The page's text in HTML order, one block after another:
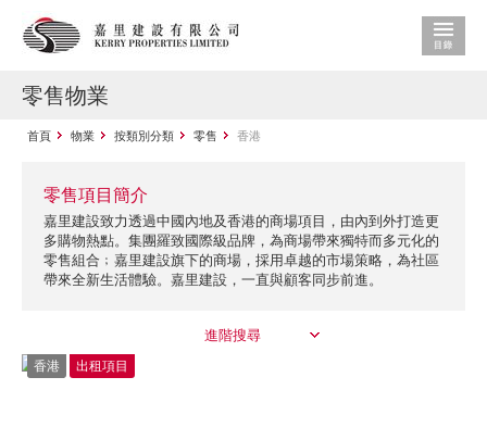
零售物業
首頁 物業 按類別分類 零售 香港
零售項目簡介
嘉里建設致力透過中國內地及香港的商場項目，由內到外打造更
多購物熱點。集團羅致國際級品牌，為商場帶來獨特而多元化的
零售組合﹔嘉里建設旗下的商場，採用卓越的市場策略，為社區
帶來全新生活體驗。嘉里建設，一直與顧客同步前進。
進階搜尋
香港 出租項目